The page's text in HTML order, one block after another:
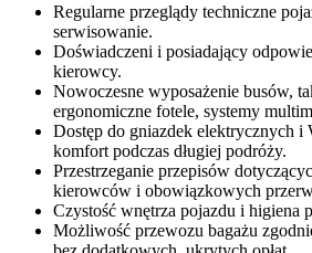
Regularne przeglądy techniczne
serwisowanie.
Doświadczeni i posiadający
kierowcy.
Nowoczesne wyposażenie busów,
ergonomiczne fotele, systemy
Dostęp do gniazdek elektrycznych i
komfort podczas długiej podróży.
Przestrzeganie przepisów
kierowców i obowiązkowych
Czystość wnętrza pojazdu i higiena
Możliwość przewozu bagażu